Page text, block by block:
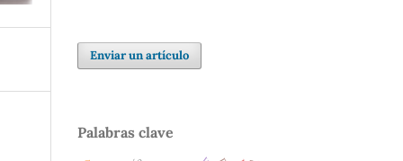
Enviar un artículo
Palabras clave